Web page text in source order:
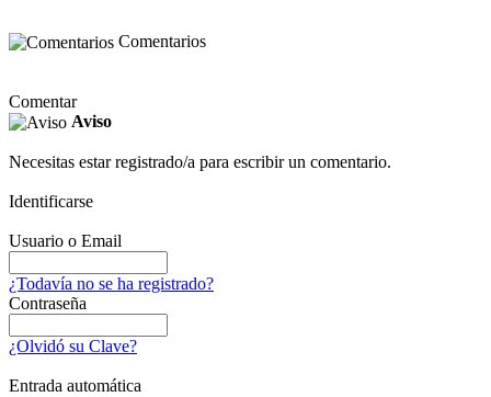
Comentarios
Comentar
Aviso
Necesitas estar registrado/a para escribir un comentario.
Identificarse
Usuario o Email
¿Todavía no se ha registrado?
Contraseña
¿Olvidó su Clave?
Entrada automática